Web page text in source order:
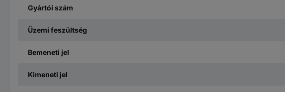
Gyártói szám
Üzemi feszültség
Bemeneti jel
Kimeneti jel